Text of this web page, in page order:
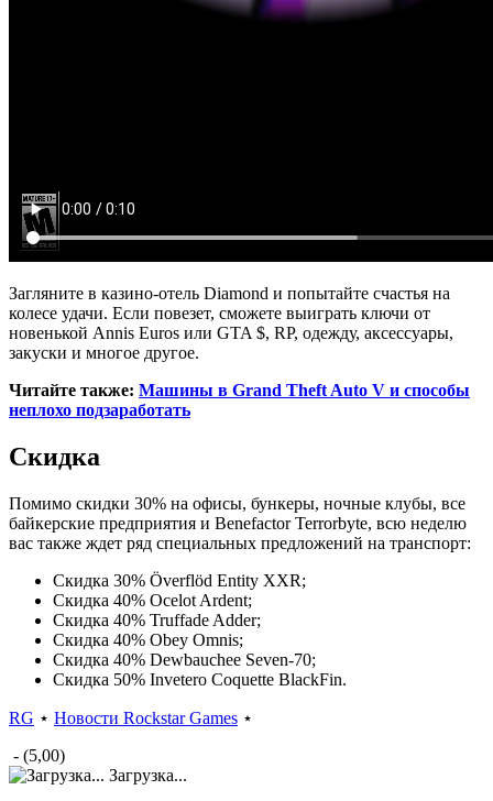
Загляните в казино-отель Diamond и попытайте счастья на
колесе удачи. Если повезет, сможете выиграть ключи от
новенькой Annis Euros или GTA $, RP, одежду, аксессуары,
закуски и многое другое.
Читайте также: Машины в Grand Theft Auto V и способы
неплохо подзаработать
Скидка
Помимо скидки 30% на офисы, бункеры, ночные клубы, все
байкерские предприятия и Benefactor Terrorbyte, всю неделю
вас также ждет ряд специальных предложений на транспорт:
Скидка 30% Överflöd Entity XXR;
Скидка 40% Ocelot Ardent;
Скидка 40% Truffade Adder;
Скидка 40% Obey Omnis;
Скидка 40% Dewbauchee Seven-70;
Скидка 50% Invetero Coquette BlackFin.
RG ⋆ Новости Rockstar Games ⋆
- (5,00)
Загрузка...